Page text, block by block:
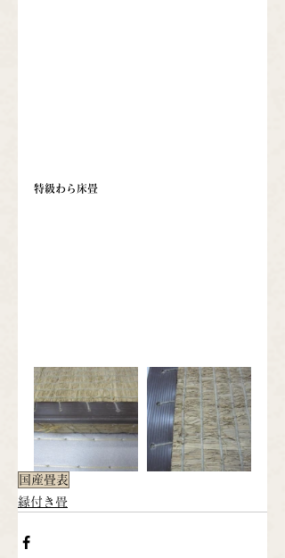
特級わら床畳
国産畳表
縁付き畳